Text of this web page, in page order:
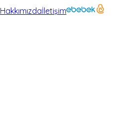
Hakkımızdaİletişim